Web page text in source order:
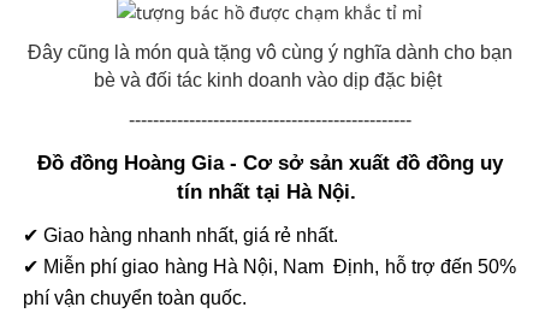
Đây cũng là món quà tặng vô cùng ý nghĩa dành cho bạn
bè và đối tác kinh doanh vào dịp đặc biệt
-----------------------------------------------
Đồ đồng Hoàng Gia - Cơ sở sản xuất đồ đồng uy
tín nhất tại Hà Nội.
✔ Giao hàng nhanh nhất, giá rẻ nhất.
✔ Miễn phí giao hàng Hà Nội, Nam Định, hỗ trợ đến 50%
phí vận chuyển toàn quốc.